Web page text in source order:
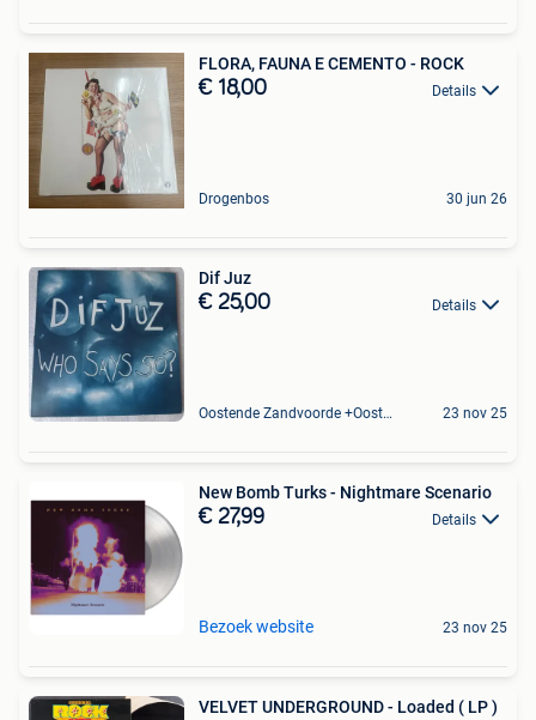
FLORA, FAUNA E CEMENTO - ROCK
€ 18,00 Details
Drogenbos 30 jun 26
Dif Juz
€ 25,00 Details
Oostende Zandvoorde +Oostende 23 nov 25
New Bomb Turks - Nightmare Scenario
€ 27,99 Details
Bezoek website 23 nov 25
VELVET UNDERGROUND - Loaded ( LP )